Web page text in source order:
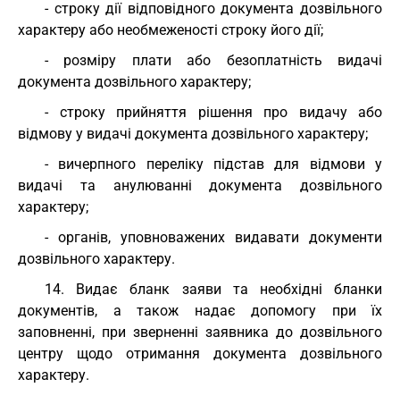
- строку дії відповідного документа дозвільного
характеру або необмеженості строку його дії;
- розміру плати або безоплатність видачі
документа дозвільного характеру;
- строку прийняття рішення про видачу або
відмову у видачі документа дозвільного характеру;
- вичерпного переліку підстав для відмови у
видачі та анулюванні документа дозвільного
характеру;
- органів, уповноважених видавати документи
дозвільного характеру.
14. Видає бланк заяви та необхідні бланки
документів, а також надає допомогу при їх
заповненні, при зверненні заявника до дозвільного
центру щодо отримання документа дозвільного
характеру.